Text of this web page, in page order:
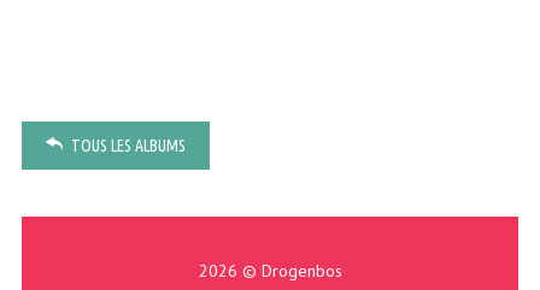
TOUS LES ALBUMS
2026 © Drogenbos